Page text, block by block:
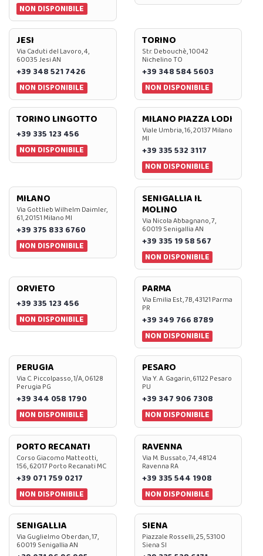
NON DISPONIBILE
JESI
Via Caduti del Lavoro, 4,
60035 Jesi AN
+39 348 521 7426
NON DISPONIBILE
TORINO
Str. Debouchè, 10042
Nichelino TO
+39 348 584 5603
NON DISPONIBILE
TORINO LINGOTTO
+39 335 123 456
NON DISPONIBILE
MILANO PIAZZA LODI
Viale Umbria, 16, 20137 Milano
MI
+39 335 532 3117
NON DISPONIBILE
MILANO
Via Gottlieb Wilhelm Daimler,
61, 20151 Milano MI
+39 375 833 6760
NON DISPONIBILE
SENIGALLIA IL
MOLINO
Via Nicola Abbagnano, 7,
60019 Senigallia AN
+39 335 19 58 567
NON DISPONIBILE
ORVIETO
+39 335 123 456
NON DISPONIBILE
PARMA
Via Emilia Est, 7B, 43121 Parma
PR
+39 349 766 8789
NON DISPONIBILE
PERUGIA
Via C. Piccolpasso, 1/A, 06128
Perugia PG
+39 344 058 1790
NON DISPONIBILE
PESARO
Via Y. A. Gagarin, 61122 Pesaro
PU
+39 347 906 7308
NON DISPONIBILE
PORTO RECANATI
Corso Giacomo Matteotti,
156, 62017 Porto Recanati MC
+39 071 759 0217
NON DISPONIBILE
RAVENNA
Via M. Bussato, 74, 48124
Ravenna RA
+39 335 544 1908
NON DISPONIBILE
SENIGALLIA
Via Guglielmo Oberdan, 17,
60019 Senigallia AN
SIENA
Piazzale Rosselli, 25, 53100
Siena SI